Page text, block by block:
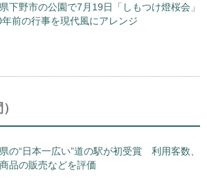
下野市の公園で7月19日「しもつけ燈桜会」
年前の行事を現代風にアレンジ
の“日本一広い”道の駅が初受賞 利用客数、
品の販売などを評価